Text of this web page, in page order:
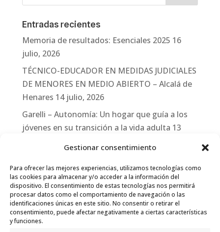
Gestionar consentimiento
Para ofrecer las mejores experiencias, utilizamos tecnologías como
las cookies para almacenar y/o acceder a la información del
dispositivo. El consentimiento de estas tecnologías nos permitirá
procesar datos como el comportamiento de navegación o las
identificaciones únicas en este sitio. No consentir o retirar el
consentimiento, puede afectar negativamente a ciertas características
y funciones.
Entradas recientes
Memoria de resultados: Esenciales 2025 16
julio, 2026
TÉCNICO-EDUCADOR EN MEDIDAS JUDICIALES
DE MENORES EN MEDIO ABIERTO – Alcalá de
Henares 14 julio, 2026
Garelli – Autonomía: Un hogar que guía a los
jóvenes en su transición a la vida adulta 13
Garelli-Refugio: Acciones de empleo en el
marco del Sistema de Acogida de Protección
Internacional 10 julio, 2026